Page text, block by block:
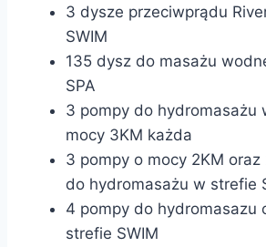
3 dysze przeciwprądu
SWIM
135 dysz do masażu
SPA
3 pompy do hydromasażu
mocy 3KM każda
3 pompy o mocy 2KM oraz
do hydromasażu w strefie
4 pompy do hydromasazu
strefie SWIM